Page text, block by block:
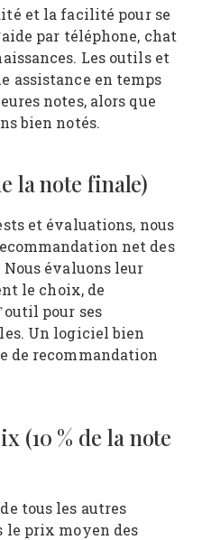
et la facilité pour se
par téléphone, chat
Les outils et
assistance en temps
notes, alors que
bien notés.
la note finale)
et évaluations, nous
net des
évaluons leur
le choix, de
pour ses
Un logiciel bien
de recommandation
(10 % de la note
tous les autres
le prix moyen des